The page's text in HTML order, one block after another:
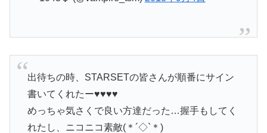
出待ちの時、STARSETの皆さんが順番にサイン
書いてくれたー♥♥♥♥
めっちゃ気さくで良い方達だった…握手もしてく
れたし、ニコニコ素敵(＊´◇`＊)